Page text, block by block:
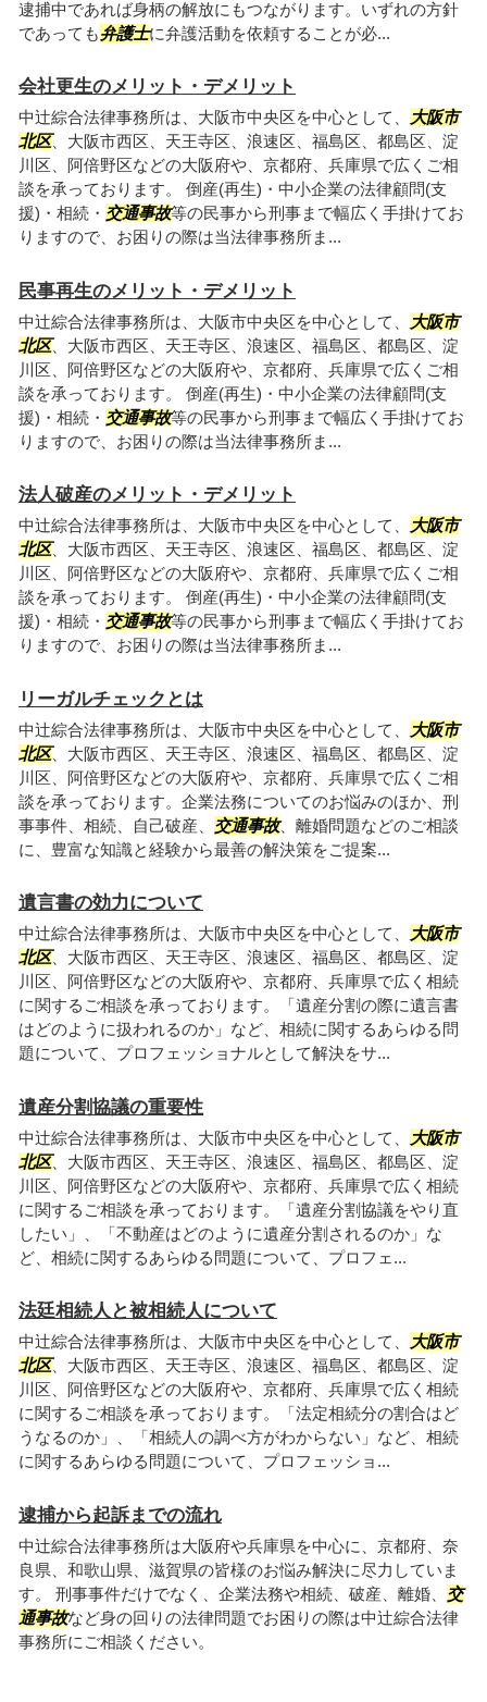
逮捕中であれば身柄の解放にもつながります。いずれの方針
であっても弁護士に弁護活動を依頼することが必...
会社更生のメリット・デメリット
中辻綜合法律事務所は、大阪市中央区を中心として、
大阪市
北区、大阪市西区、天王寺区、浪速区、福島区、都島区、淀
川区、阿倍野区などの大阪府や、京都府、兵庫県で広くご相
談を承っております。 倒産(再生)・中小企業の法律顧問(支
援)・相続・ 交通事故等の民事から刑事まで幅広く手掛けてお
りますので、お困りの際は当法律事務所ま...
民事再生のメリット・デメリット
中辻綜合法律事務所は、大阪市中央区を中心として、
大阪市
北区、大阪市西区、天王寺区、浪速区、福島区、都島区、淀
川区、阿倍野区などの大阪府や、京都府、兵庫県で広くご相
談を承っております。 倒産(再生)・中小企業の法律顧問(支
援)・相続・ 交通事故等の民事から刑事まで幅広く手掛けてお
りますので、お困りの際は当法律事務所ま...
法人破産のメリット・デメリット
中辻綜合法律事務所は、大阪市中央区を中心として、
大阪市
北区、大阪市西区、天王寺区、浪速区、福島区、都島区、淀
川区、阿倍野区などの大阪府や、京都府、兵庫県で広くご相
談を承っております。 倒産(再生)・中小企業の法律顧問(支
援)・相続・ 交通事故等の民事から刑事まで幅広く手掛けてお
りますので、お困りの際は当法律事務所ま...
リーガルチェックとは
中辻綜合法律事務所は、大阪市中央区を中心として、
大阪市
北区、大阪市西区、天王寺区、浪速区、福島区、都島区、淀
川区、阿倍野区などの大阪府や、京都府、兵庫県で広くご相
談を承っております。企業法務についてのお悩みのほか、刑
事事件、相続、自己破産、 交通事故、離婚問題などのご相談
に、豊富な知識と経験から最善の解決策をご提案...
遺言書の効力について
中辻綜合法律事務所は、大阪市中央区を中心として、
大阪市
北区、大阪市西区、天王寺区、浪速区、福島区、都島区、淀
川区、阿倍野区などの大阪府や、京都府、兵庫県で広く相続
に関するご相談を承っております。「遺産分割の際に遺言書
はどのように扱われるのか」など、相続に関するあらゆる問
題について、プロフェッショナルとして解決をサ...
遺産分割協議の重要性
中辻綜合法律事務所は、大阪市中央区を中心として、
大阪市
北区、大阪市西区、天王寺区、浪速区、福島区、都島区、淀
川区、阿倍野区などの大阪府や、京都府、兵庫県で広く相続
に関するご相談を承っております。「遺産分割協議をやり直
したい」、「不動産はどのように遺産分割されるのか」な
ど、相続に関するあらゆる問題について、プロフェ...
法廷相続人と被相続人について
中辻綜合法律事務所は、大阪市中央区を中心として、
大阪市
北区、大阪市西区、天王寺区、浪速区、福島区、都島区、淀
川区、阿倍野区などの大阪府や、京都府、兵庫県で広く相続
に関するご相談を承っております。「法定相続分の割合はど
うなるのか」、「相続人の調べ方がわからない」など、相続
に関するあらゆる問題について、プロフェッショ...
逮捕から起訴までの流れ
中辻綜合法律事務所は大阪府や兵庫県を中心に、京都府、奈
良県、和歌山県、滋賀県の皆様のお悩み解決に尽力していま
す。 刑事事件だけでなく、企業法務や相続、破産、離婚、 交
通事故など身の回りの法律問題でお困りの際は中辻綜合法律
事務所にご相談ください。